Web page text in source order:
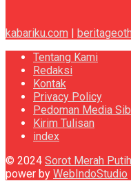
kabariku.com |
Tentang Kami
Redaksi
Kontak
Privacy Policy
Pedoman Media
Kirim Tulisan
index
© 2024 Sorot Merah Putih
power by WebIndoStudio